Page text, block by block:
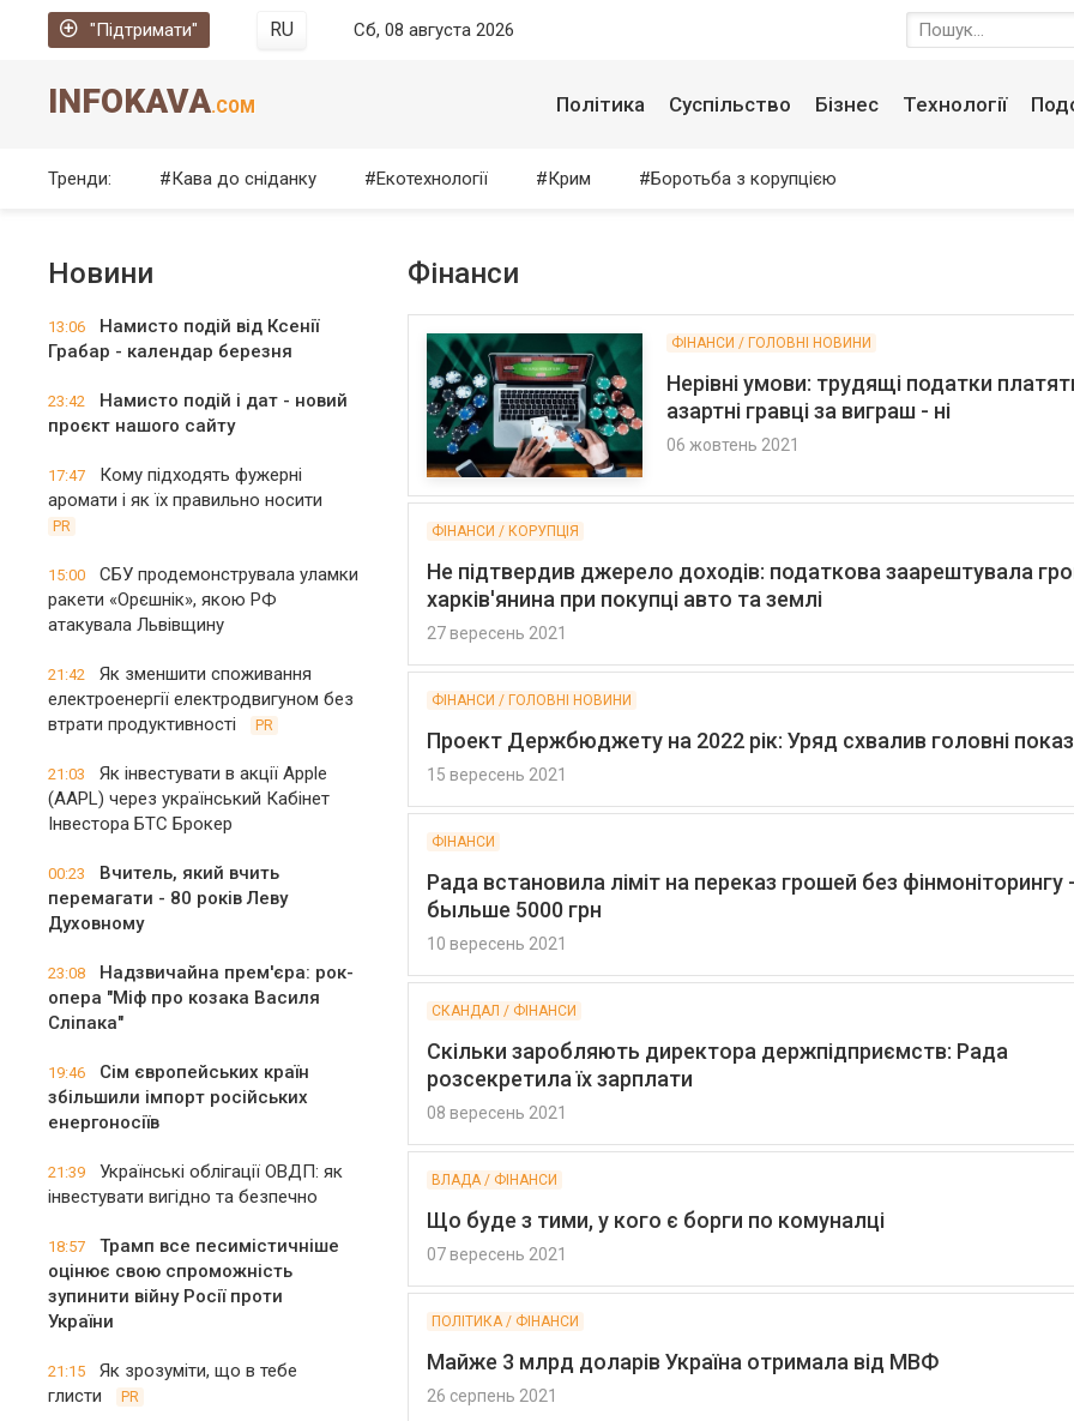
"Підтримати" RU Сб, 08 августа 2026
INFOKAVA.COM Політика Суспільство Бізнес Технології
Тренди: Кава до сніданку Екотехнології Крим Боротьба з корупцією
Новини
13:06
Намисто подій від Ксенії
Грабар - календар березня
23:42
Намисто подій і дат - новий
проєкт нашого сайту
17:47
Кому підходять фужерні
аромати і як їх правильно носити
PR
15:00
СБУ продемонструвала уламки
ракети «Орєшнік», якою РФ
атакувала Львівщину
21:42
Як зменшити споживання
електроенергії електродвигуном без
втрати продуктивності
PR
21:03
Як інвестувати в акції Apple
(AAPL) через український Кабінет
Інвестора БТС Брокер
00:23
Вчитель, який вчить
перемагати - 80 років Леву
Духовному
23:08
Надзвичайна прем'єра: рок-
опера "Міф про козака Василя
Сліпака"
19:46
Сім європейських країн
збільшили імпорт російських
енергоносіїв
21:39
Українські облігації ОВДП: як
інвестувати вигідно та безпечно
18:57
Трамп все песимістичніше
оцінює свою спроможність
зупинити війну Росії проти
України
21:15
Як зрозуміти, що в тебе
глисти
PR
Фінанси
ФІНАНСИ / ГОЛОВНІ НОВИНИ
Нерівні умови: трудящі податки
азартні гравці за виграш - ні
06 жовтень 2021
ФІНАНСИ / КОРУПЦІЯ
Не підтвердив джерело доходів: податкова заарештувала
харків'янина при покупці авто та землі
27 вересень 2021
ФІНАНСИ / ГОЛОВНІ НОВИНИ
Проект Держбюджету на 2022 рік: Уряд схвалив головні
15 вересень 2021
ФІНАНСИ
Рада встановила ліміт на переказ грошей без фінмоніторингу
быльше 5000 грн
10 вересень 2021
СКАНДАЛ / ФІНАНСИ
Скільки заробляють директора держпідприємств: Рада
розсекретила їх зарплати
08 вересень 2021
ВЛАДА / ФІНАНСИ
Що буде з тими, у кого є борги по комуналці
07 вересень 2021
ПОЛІТИКА / ФІНАНСИ
Майже 3 млрд доларів Україна отримала від МВФ
26 серпень 2021